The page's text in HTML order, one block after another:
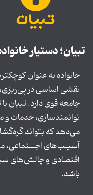
تبیان؛ دستیار
خانواده به عنوان
نقشی اساسی در
جامعه قوی دارد. تبیان
توانمندسازی، خدمات و
می‌دهد که بتواند
آسیـب‌های
اقتصادی و چالش‌های
باشد.